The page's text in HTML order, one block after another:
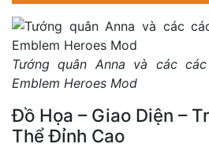
Tướng quân Anna và các
Emblem Heroes Mod
Đồ Họa – Giao Diện –
Thể Đỉnh Cao